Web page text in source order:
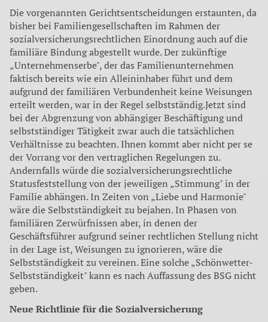
Die vorgenannten Gerichtsentscheidungen erstaunten, da
bisher bei Familiengesellschaften im Rahmen der
sozialversicherungsrechtlichen Einordnung auch auf die
familiäre Bindung abgestellt wurde. Der zukünftige
„Unternehmenserbe", der das Familienunternehmen
faktisch bereits wie ein Alleininhaber führt und dem
aufgrund der familiären Verbundenheit keine Weisungen
erteilt werden, war in der Regel selbstständig.Jetzt sind
bei der Abgrenzung von abhängiger Beschäftigung und
selbstständiger Tätigkeit zwar auch die tatsächlichen
Verhältnisse zu beachten. Ihnen kommt aber nicht per se
der Vorrang vor den vertraglichen Regelungen zu.
Andernfalls würde die sozi­alversicherungsrechtliche
Statusfeststellung von der jeweiligen „Stimmung" in der
Familie abhängen. In Zeiten von „Liebe und Harmonie"
wäre die Selbstständigkeit zu bejahen. In Phasen von
familiären Zerwürfnissen aber, in denen der
Geschäftsführer aufgrund seiner rechtlichen Stellung nicht
in der Lage ist, Weisungen zu ignorieren, wäre die
Selbstständigkeit zu vereinen. Eine solche „Schönwetter-
Selbstständigkeit" kann es nach Auffassung des BSG nicht
geben.
Neue Richtlinie für die Sozialversicherung